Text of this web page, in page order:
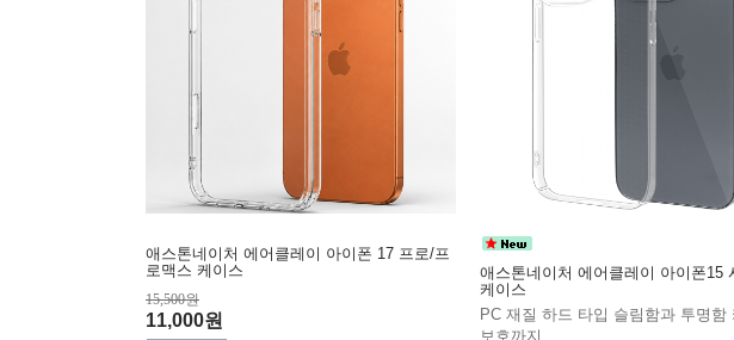
애스톤네이처 에어클레이 아이폰 17 프로/프
로맥스 케이스
15,500원
11,000원
애스톤네이처 에어클레이 아이폰15
케이스
PC 재질 하드 타입 슬림함과 투명함
보호까지